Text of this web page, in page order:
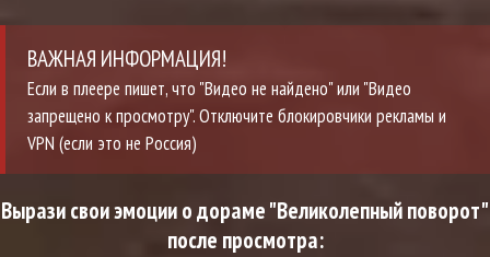
ВАЖНАЯ ИНФОРМАЦИЯ!
Если в плеере пишет, что "Видео не найдено" или "Видео
запрещено к просмотру". Отключите блокировчики рекламы и
VPN (если это не Россия)
Вырази свои эмоции о дораме "Великолепный поворот"
после просмотра: